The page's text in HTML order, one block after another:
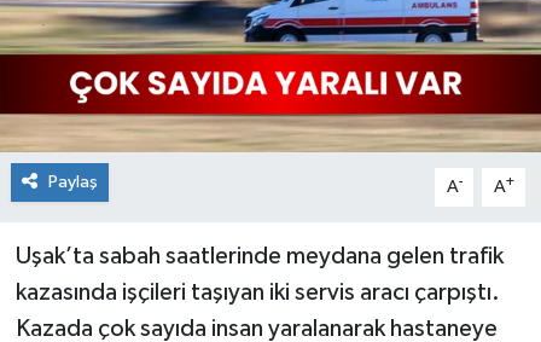
Paylaş A- A+
Uşak’ta sabah saatlerinde meydana gelen trafik
kazasında işçileri taşıyan iki servis aracı çarpıştı.
Kazada çok sayıda insan yaralanarak hastaneye